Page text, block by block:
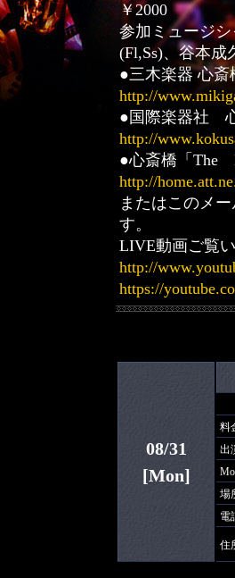
￥2000
参加ミュージ
(Fl,Ss)、谷本成
●三木楽器 心斎
http://
●国際楽器社
http://
●心斎橋「The
http://
またはこのメ
す。
LIVE動画ご覧
http://
https://
08/31
[Mon]
料
出
場
電
住